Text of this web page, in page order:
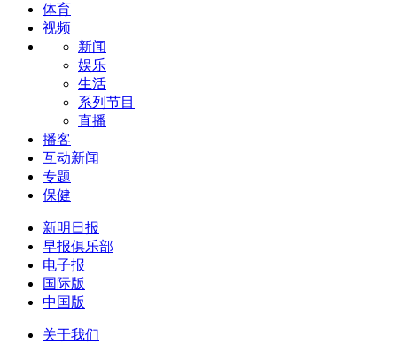
体育
视频
新闻
娱乐
生活
系列节目
直播
播客
互动新闻
专题
保健
新明日报
早报俱乐部
电子报
国际版
中国版
关于我们